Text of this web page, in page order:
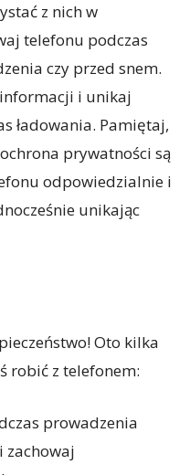
z nich w
telefonu podczas
czy przed snem.
i unikaj
ładowania. Pamiętaj,
prywatności są
odpowiedzialnie i
unikając
Oto kilka
robić z telefonem:
prowadzenia
zachowaj